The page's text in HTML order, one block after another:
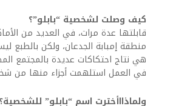
كيف وصلت لشخصية “بابلو”؟
قابلتها عدة مرات، في العديد من
منطقة إمبابة الجدعان، ولكن بالطبع
هي نتاج احتكاكات عديدة بالمجتمع
في العمل استلهمت أجزاء منها من
ولماذااأخترت اسم “بابلو” للشخصية؟